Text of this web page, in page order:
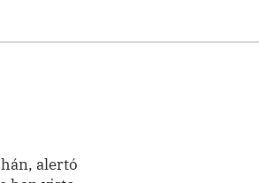
alertó